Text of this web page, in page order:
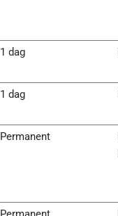
1 dag
1 dag
Permanent